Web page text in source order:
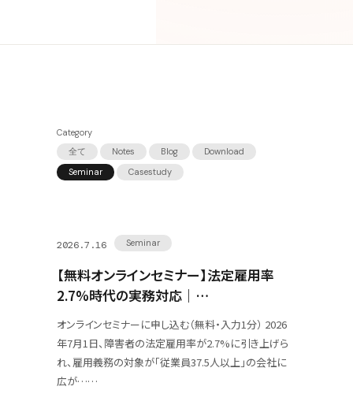
Category
全て
Notes Blog
Download
Seminar
Casestudy
2026.7.16 Seminar
【無料オンラインセミナー】法定雇用率
2.7%時代の実務対応｜…
オンラインセミナーに申し込む（無料・入力1分） 2026
年7月1日、障害者の法定雇用率が2.7%に引き上げら
れ、雇用義務の対象が「従業員37.5人以上」の会社に
広が……